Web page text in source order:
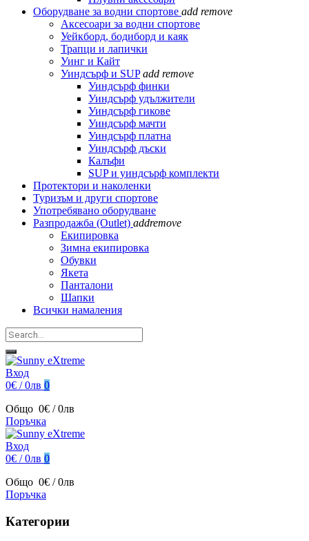
Оборудване за водни спортове add remove
Аксесоари за водни спортове
Уейкборд, бодиборд и каяк
Трапци и лапички
Уинг и Кайт
Уиндсърф и SUP add remove
Уиндсърф финки
Уиндсърф удължители
Уиндсърф гикове
Уиндсърф мачти
Уиндсърф платна
Уиндсърф дъски
Калъфи
SUP и уиндсърф комплекти
Протектори и наколенки
Туризъм и други спортове
Употребявано оборудване
Разпродажба (Outlet) addremove
Екипировка
Зимна екипировка
Обувки
Якета
Панталони
Шапки
Всички намаления
Вход
0€ / 0лв 0
Общо 0€ / 0лв
Поръчка
Вход
0€ / 0лв 0
Общо 0€ / 0лв
Поръчка
Категории